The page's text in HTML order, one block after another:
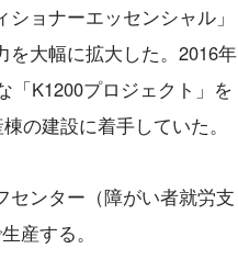
ョナーエッセンシャル」
大幅に拡大した。2016年
「K1200プロジェクト」を
の建設に着手していた。
センター（障がい者就労支
産する。